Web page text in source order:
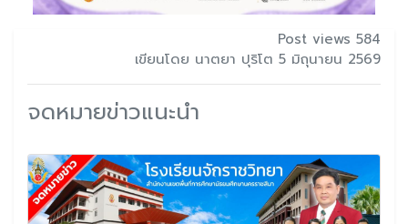
Post views 584
เขียนโดย นาตยา ปุริโต 5 มิถุนายน 2569
จดหมายข่าวแนะนำ